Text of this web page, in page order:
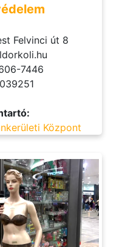
Felvinci út 8
7446
039251
Központ